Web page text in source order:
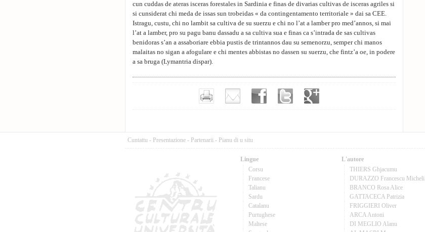
cun cuddas de ateras isceras forestales in Sardinia e finas de divarias cultivas de isceras agriles si
si cunsiderat chi meda de issas sun trobeidas « da contingentamento territoriale » dai sa CEE.
Istragu, custu, chi no lambit sa cultiva de su suerzu e chi no l’at a lamber pro med’annos, si mai
l’at a lamber, pro su pagu banu dassadu a sa cultiva sua e finas ca s’intrada de sas cultivas
benidoras s’an a assaboriare ebbia pustis de trintannos dau su semenorzu, semper chi manos
malaitas no sigan a afogulare e chi mentes abbistas no dassen su suerzu, che fintz’a oe, in podere
a sa bruga (Lymantria dispar).
Cuntattu - Presentazione - Partenarii - Pianu di u situ
Lingue
Corsu
Francese
Talianu
Sardu
Catalanu
Purtughese
Maltese
L'autore
THIERS Ghjacumu
DURAZZO Francescu Micheli
BRANCO Rosa Alice
GATTACECA Patrizia
FRIGGIERI Oliver
ARCA Antoni
DI MEGLIO Alanu